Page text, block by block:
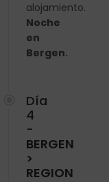
alojamiento.
Noche
en
Bergen.
Día
4
-
BERGEN
>
REGION